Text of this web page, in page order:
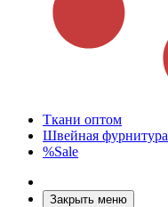
Ткани оптом
Швейная фурнитура
%Sale
Закрыть меню